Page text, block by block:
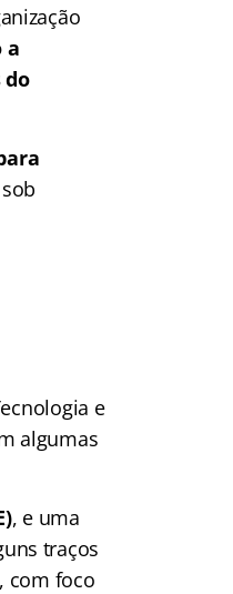
a
do
e
algumas
, e uma
traços
com foco